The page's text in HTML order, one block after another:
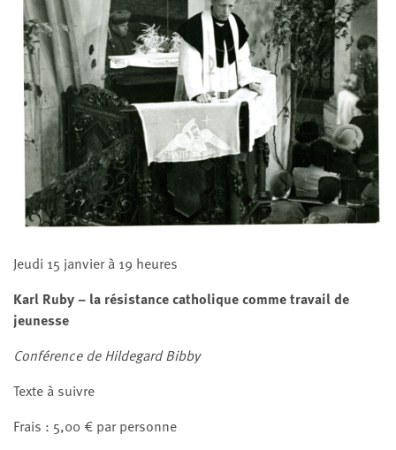
Jeudi 15 janvier à 19 heures
Karl Ruby – la résistance catholique comme travail de
jeunesse
Conférence de Hildegard Bibby
Texte à suivre
Frais : 5,00 € par personne